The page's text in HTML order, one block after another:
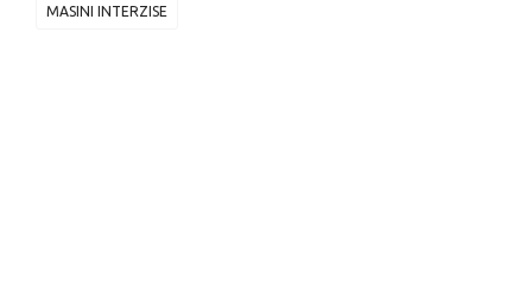
MASINI INTERZISE